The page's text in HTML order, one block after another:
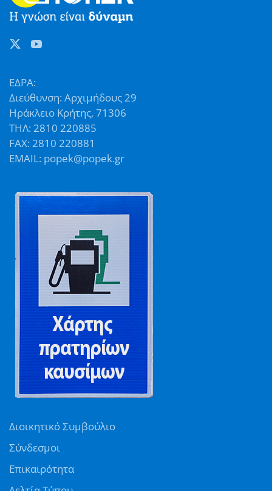
ΕΔΡΑ:
Διεύθυνση: Αρχιμήδους 29
Ηράκλειο Κρήτης, 71306
ΤΗΛ: 2810 220885
FAX: 2810 220881
EMAIL: popek@popek.gr
Διοικητικό Συμβούλιο
Σύνδεσμοι
Επικαιρότητα